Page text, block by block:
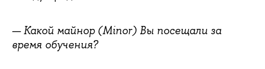
—Какой майнор (Minor) Вы посещали за
время обучения?